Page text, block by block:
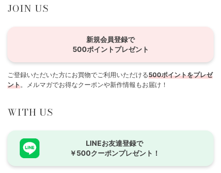
JOIN US
新規会員登録で
500ポイントプレゼント
ご登録いただいた方にお買物でご利用いただける500ポイントをプレゼ
ント。メルマガでお得なクーポンや新作情報もお届け！
WITH US
LINEお友達登録で
￥500クーポンプレゼント！